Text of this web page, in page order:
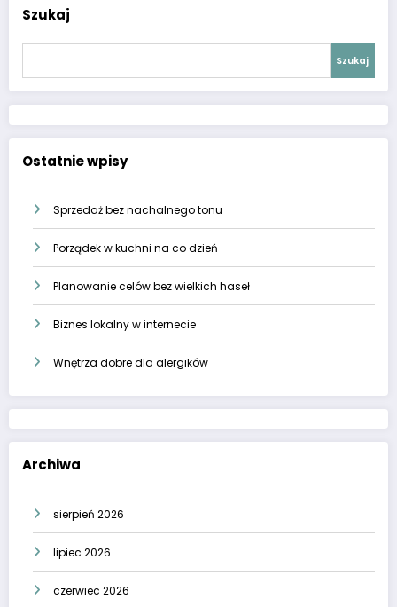
Szukaj
Szukaj
Ostatnie wpisy
Sprzedaż bez nachalnego tonu
Porządek w kuchni na co dzień
Planowanie celów bez wielkich haseł
Biznes lokalny w internecie
Wnętrza dobre dla alergików
Archiwa
sierpień 2026
lipiec 2026
czerwiec 2026